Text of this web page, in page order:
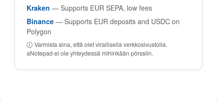
Kraken — Supports EUR SEPA, low fees
Binance — Supports EUR deposits and USDC on
Polygon
Varmista aina, että olet virallisella verkkosivustolla.
aNotepad ei ole yhteydessä mihinkään pörssiin.